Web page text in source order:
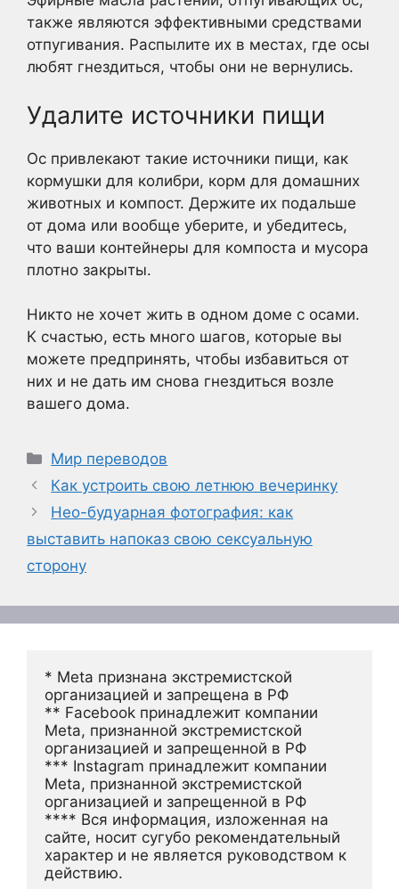
также являются эффективными средствами
отпугивания. Распылите их в местах, где осы
любят гнездиться, чтобы они не вернулись.
Удалите источники пищи
Ос привлекают такие источники пищи, как
кормушки для колибри, корм для домашних
животных и компост. Держите их подальше
от дома или вообще уберите, и убедитесь,
что ваши контейнеры для компоста и мусора
плотно закрыты.
Никто не хочет жить в одном доме с осами.
К счастью, есть много шагов, которые вы
можете предпринять, чтобы избавиться от
них и не дать им снова гнездиться возле
вашего дома.
Рубрики
Мир переводов
Как устроить свою летнюю вечеринку
Нео-будуарная фотография: как
выставить напоказ свою сексуальную
сторону
* Meta признана экстремистской
организацией и запрещена в РФ
** Facebook принадлежит компании
Meta, признанной экстремистской
организацией и запрещенной в РФ
*** Instagram принадлежит компании
Meta, признанной экстремистской
организацией и запрещенной в РФ
**** Вся информация, изложенная на
сайте, носит сугубо рекомендательный
характер и не является руководством к
действию.